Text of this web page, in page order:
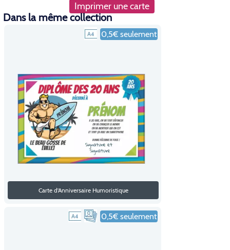
Imprimer une carte
Dans la même collection
0,5€ seulement
Carte d'Anniversaire Humoristique
0,5€ seulement